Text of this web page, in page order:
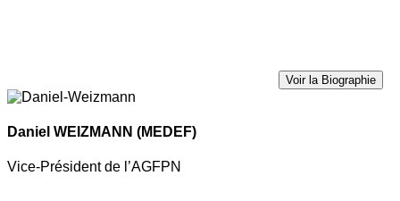
Voir la Biographie
Daniel WEIZMANN (MEDEF)
Vice-Président de l’AGFPN